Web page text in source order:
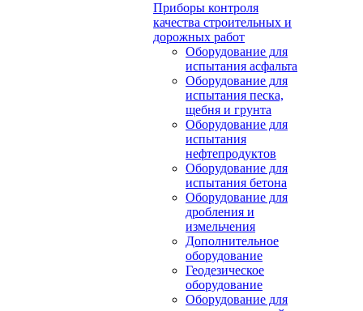
Приборы контроля
качества строительных и
дорожных работ
Оборудование для
испытания асфальта
Оборудование для
испытания песка,
щебня и грунта
Оборудование для
испытания
нефтепродуктов
Оборудование для
испытания бетона
Оборудование для
дробления и
измельчения
Дополнительное
оборудование
Геодезическое
оборудование
Оборудование для